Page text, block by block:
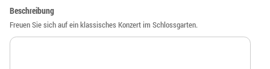
Beschreibung
Freuen Sie sich auf ein klassisches Konzert im Schlossgarten.